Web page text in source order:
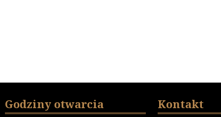
Godziny otwarcia Kontakt